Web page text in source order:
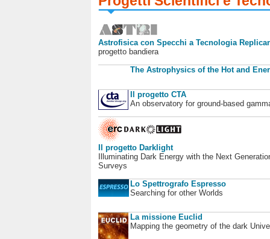
Astrofisica con Specchi a Tecnologia
progetto bandiera
The Astrophysics of the Hot and
Il progetto CTA
An observatory for ground-based
Il progetto Darklight
Illuminating Dark Energy with the Next
Surveys
Lo Spettrografo Espresso
Searching for other Worlds
La missione Euclid
Mapping the geometry of the dark